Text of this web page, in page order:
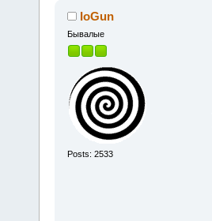
IoGun
Бывалые
Posts: 2533